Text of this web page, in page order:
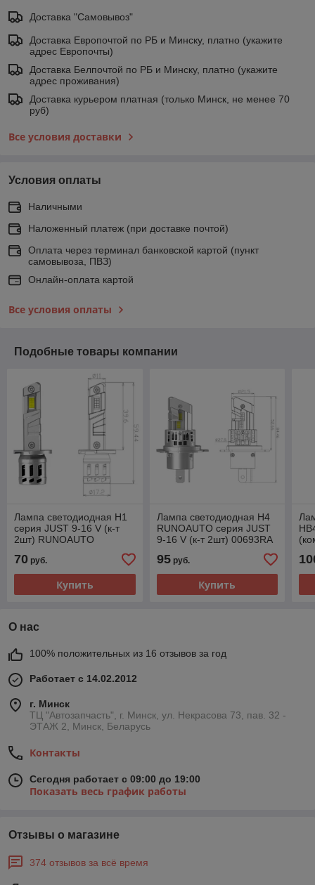
Доставка "Самовывоз"
Доставка Европочтой по РБ и Минску, платно (укажите
адрес Европочты)
Доставка Белпочтой по РБ и Минску, платно (укажите
адрес проживания)
Доставка курьером платная (только Минск, не менее 70
руб)
Все условия доставки
Условия оплаты
Наличными
Наложенный платеж (при доставке почтой)
Оплата через терминал банковской картой (пункт
самовывоза, ПВЗ)
Онлайн-оплата картой
Все условия оплаты
Подобные товары компании
Лампа светодиодная H1
серия JUST 9-16 V (к-т
2шт) RUNOAUTO
70 руб.
Купить
Лампа светодиодная H4
RUNOAUTO серия JUST
9-16 V (к-т 2шт) 00693RA
95руб.
Купить
О нас
100% положительных из 16 отзывов за год
Работает с 14.02.2012
г. Минск
ТЦ "Автозапчасть", г. Минск, ул. Некрасова 73, пав. 32 -
ЭТАЖ 2, Минск, Беларусь
Контакты
Сегодня работает с 09:00 до 19:00
Показать весь график работы
Отзывы о магазине
374 отзывов за всё время